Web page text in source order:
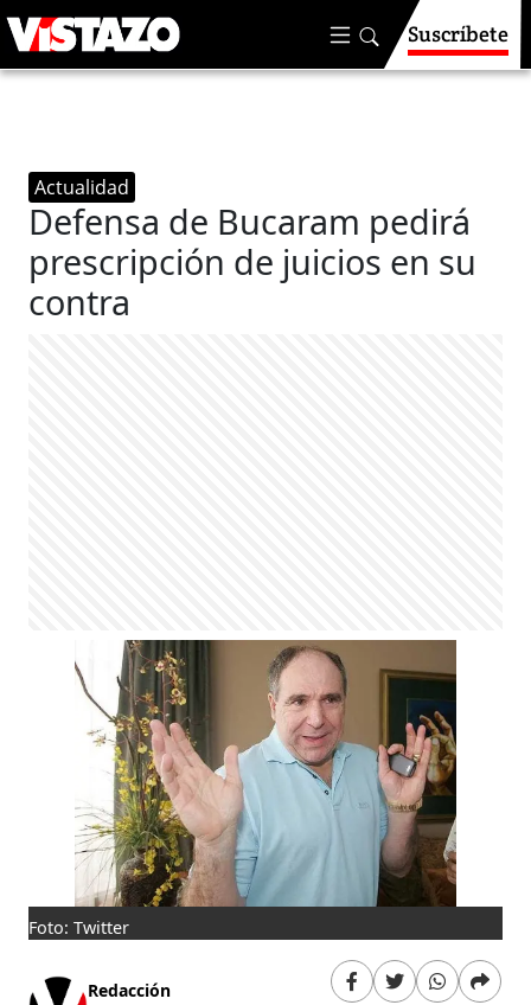
Suscríbete
Actualidad
Defensa de Bucaram pedirá
prescripción de juicios en su
contra
Foto: Twitter
Redacción